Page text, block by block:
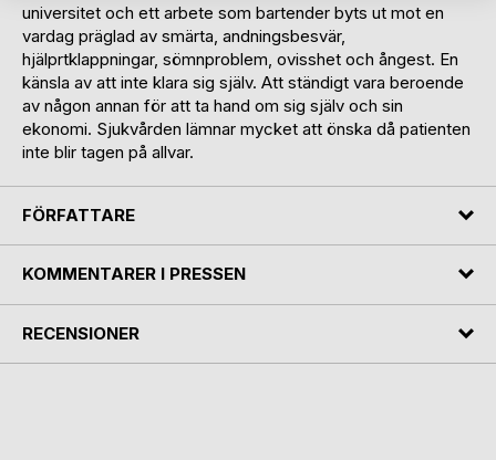
universitet och ett arbete som bartender byts ut mot en
vardag präglad av smärta, andningsbesvär,
hjälprtklappningar, sömnproblem, ovisshet och ångest. En
känsla av att inte klara sig själv. Att ständigt vara beroende
av någon annan för att ta hand om sig själv och sin
ekonomi. Sjukvården lämnar mycket att önska då patienten
inte blir tagen på allvar.
FÖRFATTARE
KOMMENTARER I PRESSEN
RECENSIONER